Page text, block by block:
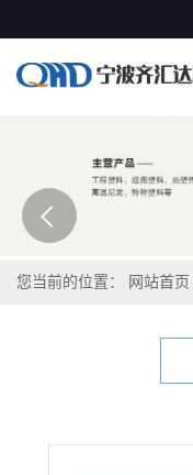
您当前的位置： 网站首页